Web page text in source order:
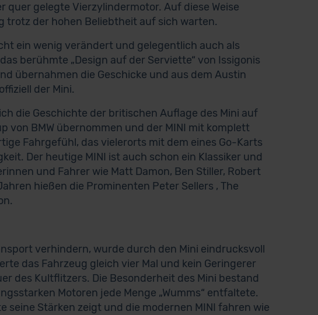
gelegte Vierzylindermotor. Auf diese Weise
trotz der hohen Beliebtheit auf sich warten.
ein wenig verändert und gelegentlich auch als
berühmte „Design auf der Serviette“ von Issigonis
übernahmen die Geschicke und aus dem Austin
der Mini.
die Geschichte der britischen Auflage des Mini auf
von BMW übernommen und der MINI mit komplett
Fahrgefühl, das vielerorts mit dem eines Go-Karts
Der heutige MINI ist auch schon ein Klassiker und
und Fahrer wie Matt Damon, Ben Stiller, Robert
hießen die Prominenten Peter Sellers , The
verhindern, wurde durch den Mini eindrucksvoll
das Fahrzeug gleich vier Mal und kein Geringerer
des Kultflitzers. Die Besonderheit des Mini bestand
Motoren jede Menge „Wumms“ entfaltete.
seine Stärken zeigt und die modernen MINI fahren wie